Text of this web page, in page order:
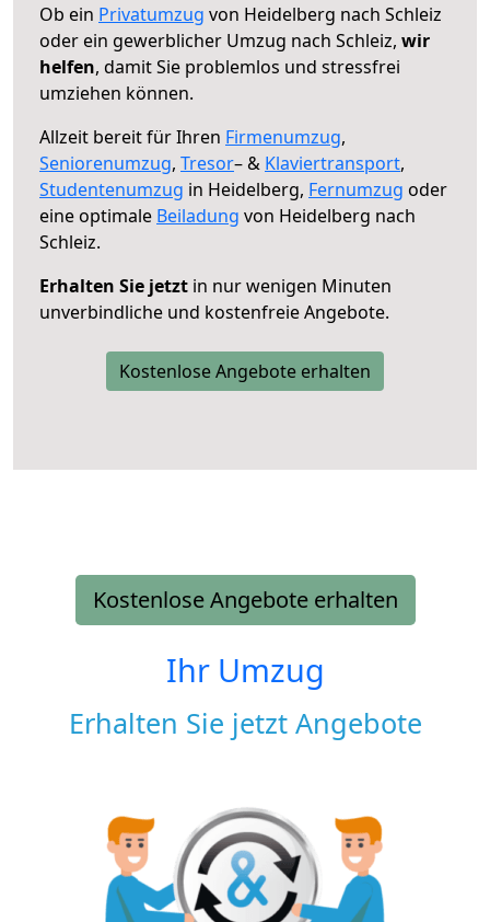
Ob ein Privatumzug von Heidelberg nach Schleiz
oder ein gewerblicher Umzug nach Schleiz, wir
helfen, damit Sie problemlos und stressfrei
umziehen können.
Allzeit bereit für Ihren Firmenumzug,
Seniorenumzug, Tresor– & Klaviertransport,
Studentenumzug in Heidelberg, Fernumzug oder
eine optimale Beiladung von Heidelberg nach
Schleiz.
Erhalten Sie jetzt in nur wenigen Minuten
unverbindliche und kostenfreie Angebote.
Kostenlose Angebote erhalten
Kostenlose Angebote erhalten
Ihr Umzug
Erhalten Sie jetzt Angebote